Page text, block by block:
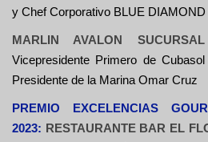
y Chef Corporativo BLUE
MARLIN AVALON
Vicepresidente Primero de
Presidente de la Marina Omar Cruz
PREMIO EXCELENCIAS
2023: RESTAURANTE BAR EL